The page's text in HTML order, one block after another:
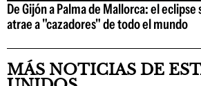
De Gijón a Palma de Mallorca: el eclipse
atrae a "cazadores" de todo el mundo
MÁS NOTICIAS DE